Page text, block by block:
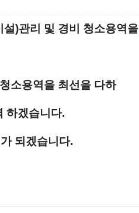
)관리 및 경비 청소용역을
소용역을 최선을 다하
하겠습니다.
되겠습니다.